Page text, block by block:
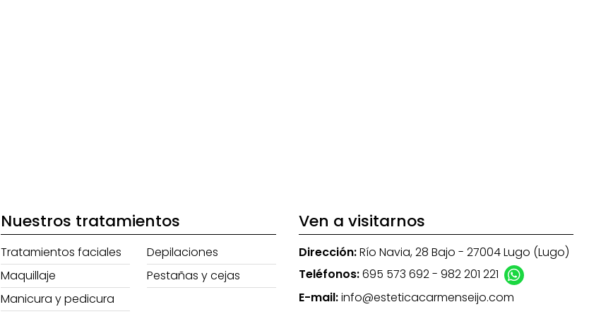
Nuestros tratamientos
Tratamientos faciales
Depilaciones
Maquillaje
Pestañas y cejas
Manicura y pedicura
Ven a visitarnos
Dirección:Río Navia, 28 Bajo - 27004 Lugo (Lugo)
Teléfonos:695 573 692- 982 201 221
E-mail:info@esteticacarmenseijo.com